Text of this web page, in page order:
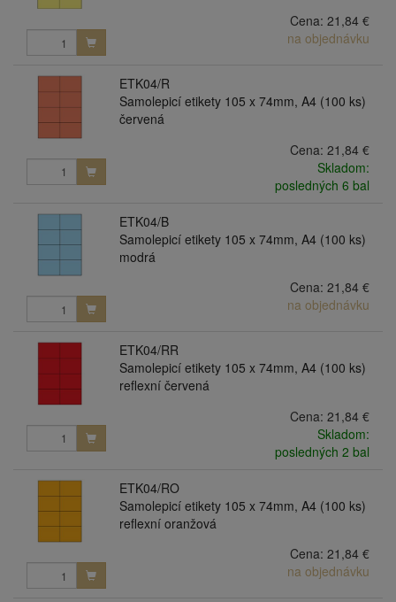
Cena: 21,84 €
na objednávku
ETK04/R
Samolepicí etikety 105 x 74mm, A4 (100 ks)
červená
Cena: 21,84 €
Skladom:
posledných 6 bal
ETK04/B
Samolepicí etikety 105 x 74mm, A4 (100 ks)
modrá
Cena: 21,84 €
na objednávku
ETK04/RR
Samolepicí etikety 105 x 74mm, A4 (100 ks)
reflexní červená
Cena: 21,84 €
Skladom:
posledných 2 bal
ETK04/RO
Samolepicí etikety 105 x 74mm, A4 (100 ks)
reflexní oranžová
Cena: 21,84 €
na objednávku